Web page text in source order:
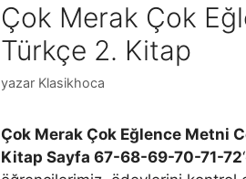
Çok Merak Çok
Türkçe 2. Kitap
yazar Klasikhoca
Çok Merak Çok Eğlence Metni
Kitap Sayfa 67-68-69-70-71-72